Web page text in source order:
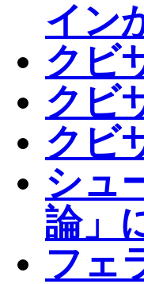
イン
クビ
クビ
クビ
シュ
論」
フェ